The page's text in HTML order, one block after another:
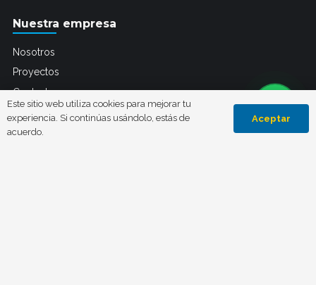
Nuestra empresa
Nosotros
Proyectos
Contacto
Política de Privacidad
Este sitio web utiliza cookies para mejorar tu
experiencia. Si continúas usándolo, estás de
acuerdo.
Aceptar